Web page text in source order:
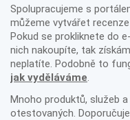
Spolupracujeme s
můžeme vytvářet
Pokud se prokliknete do
nich nakoupíte, tak
neplatíte. Podobně to
jak vyděláváme.
Mnoho produktů, služeb
otestovaných.